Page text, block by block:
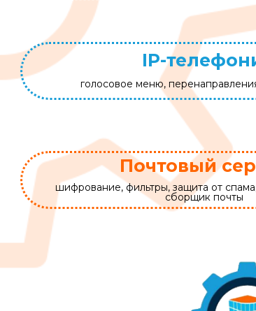
IP-
голосовое меню,
Почтовый
шифрование, фильтры, защита от
сборщик почты